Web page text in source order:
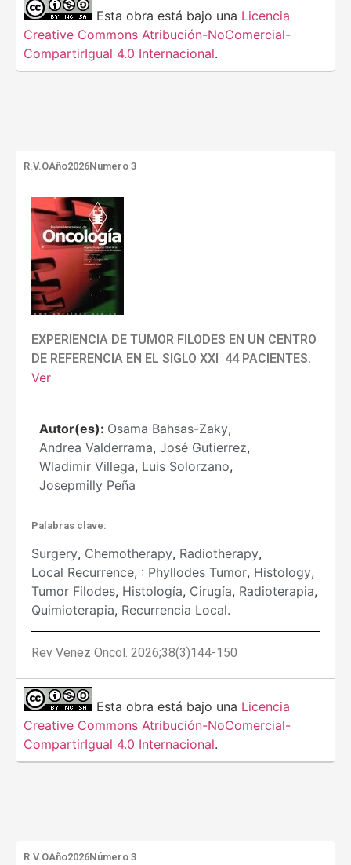
Esta obra está bajo una Licencia
Creative Commons Atribución-NoComercial-
CompartirIgual 4.0 Internacional.
R.V.OAño2026Número 3
EXPERIENCIA DE TUMOR FILODES EN UN CENTRO
DE REFERENCIA EN EL SIGLO XXI 44 PACIENTES.
Ver
Autor(es): Osama Bahsas-Zaky,
Andrea Valderrama, José Gutierrez,
Wladimir Villega, Luis Solorzano,
Josepmilly Peña
Palabras clave:
Surgery, Chemotherapy, Radiotherapy,
Local Recurrence, : Phyllodes Tumor, Histology,
Tumor Filodes, Histología, Cirugía, Radioterapia,
Quimioterapia, Recurrencia Local.
Rev Venez Oncol. 2026;38(3)144-150
Esta obra está bajo una Licencia
Creative Commons Atribución-NoComercial-
CompartirIgual 4.0 Internacional.
R.V.OAño2026Número 3